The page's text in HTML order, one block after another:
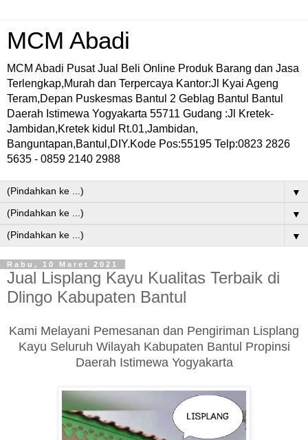
MCM Abadi
MCM Abadi Pusat Jual Beli Online Produk Barang dan Jasa
Terlengkap,Murah dan Terpercaya Kantor:Jl Kyai Ageng
Teram,Depan Puskesmas Bantul 2 Geblag Bantul Bantul
Daerah Istimewa Yogyakarta 55711 Gudang :Jl Kretek-
Jambidan,Kretek kidul Rt.01,Jambidan,
Banguntapan,Bantul,DIY.Kode Pos:55195 Telp:0823 2826
5635 - 0859 2140 2988
▼
▼
▼
Rabu, 10 Maret 2021
Jual Lisplang Kayu Kualitas Terbaik di
Dlingo Kabupaten Bantul
Kami Melayani Pemesanan dan Pengiriman Lisplang
Kayu Seluruh Wilayah Kabupaten Bantul Propinsi
Daerah Istimewa Yogyakarta